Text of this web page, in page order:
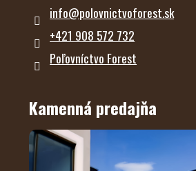
info@polovnictvoforest.sk
+421 908 572 732
Poľovníctvo Forest
Kamenná predajňa